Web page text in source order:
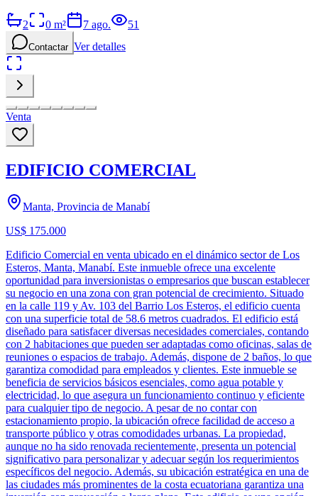
2 0 m² 7 ago. 51
Contactar Ver detalles
Venta
EDIFICIO COMERCIAL
Manta, Provincia de Manabí
US$ 175.000
Edificio Comercial en venta ubicado en el dinámico sector de Los
Esteros, Manta, Manabí. Este inmueble ofrece una excelente
oportunidad para inversionistas o empresarios que buscan establecer
su negocio en una zona con gran potencial de crecimiento. Situado
en la calle 119 y Av. 103 del Barrio Los Esteros, el edificio cuenta
con una superficie total de 58.6 metros cuadrados. El edificio está
diseñado para satisfacer diversas necesidades comerciales, contando
con 2 habitaciones que pueden ser adaptadas como oficinas, salas de
reuniones o espacios de trabajo. Además, dispone de 2 baños, lo que
garantiza comodidad para empleados y clientes. Este inmueble se
beneficia de servicios básicos esenciales, como agua potable y
electricidad, lo que asegura un funcionamiento continuo y eficiente
para cualquier tipo de negocio. A pesar de no contar con
estacionamiento propio, la ubicación ofrece facilidad de acceso a
transporte público y otras comodidades urbanas. La propiedad,
aunque no ha sido renovada recientemente, presenta un potencial
significativo para personalizar y adecuar según los requerimientos
específicos del negocio. Además, su ubicación estratégica en una de
las ciudades más prominentes de la costa ecuatoriana garantiza una